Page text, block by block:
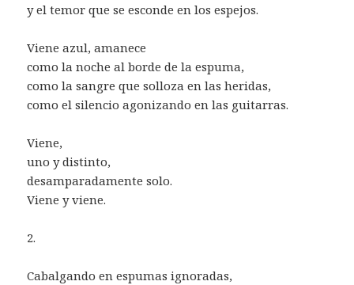
y el temor que se esconde en los espejos.
Viene azul, amanece
como la noche al borde de la espuma,
como la sangre que solloza en las heridas,
como el silencio agonizando en las guitarras.
Viene,
uno y distinto,
desamparadamente solo.
Viene y viene.
2.
Cabalgando en espumas ignoradas,